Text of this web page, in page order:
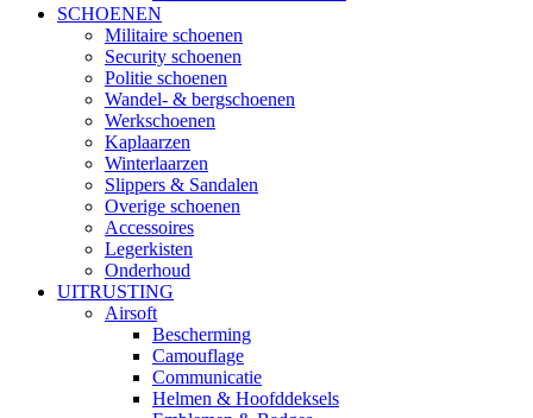
SCHOENEN
Militaire schoenen
Security schoenen
Politie schoenen
Wandel- & bergschoenen
Werkschoenen
Kaplaarzen
Winterlaarzen
Slippers & Sandalen
Overige schoenen
Accessoires
Legerkisten
Onderhoud
UITRUSTING
Airsoft
Bescherming
Camouflage
Communicatie
Helmen & Hoofddeksels